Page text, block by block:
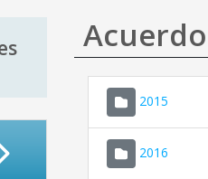
2015
2016